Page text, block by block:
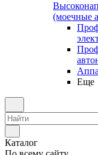
(моечные
Еще
Каталог